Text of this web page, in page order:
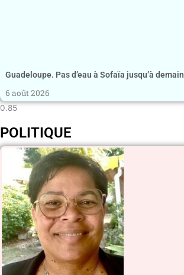
Guadeloupe. Pas d’eau à Sofaïa jusqu’à demain
6 août 2026
POLITIQUE